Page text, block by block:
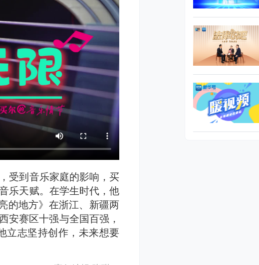
受到音乐家庭的影响，买
乐天赋。在学生时代，他
的地方》在浙江、新疆两
安赛区十强与全国百强，
立志坚持创作，未来想要